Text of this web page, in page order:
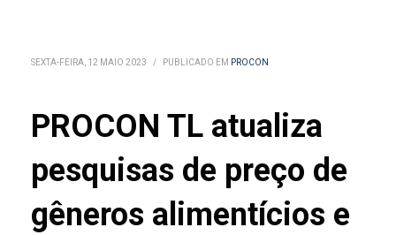
SEXTA-FEIRA, 12 MAIO 2023 / PUBLICADO EM PROCON
PROCON TL atualiza
pesquisas de preço de
gêneros alimentícios e